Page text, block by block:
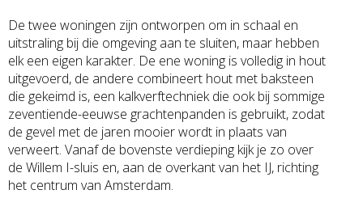
De twee woningen zijn ontworpen om in schaal en
uitstraling bij die omgeving aan te sluiten, maar hebben
elk een eigen karakter. De ene woning is volledig in hout
uitgevoerd, de andere combineert hout met baksteen
die gekeimd is, een kalkverftechniek die ook bij sommige
zeventiende-eeuwse grachtenpanden is gebruikt, zodat
de gevel met de jaren mooier wordt in plaats van
verweert. Vanaf de bovenste verdieping kijk je zo over
de Willem I-sluis en, aan de overkant van het IJ, richting
het centrum van Amsterdam.